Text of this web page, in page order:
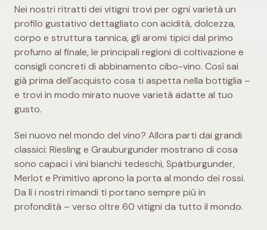
Nei nostri ritratti dei vitigni trovi per ogni varietà un
profilo gustativo dettagliato con acidità, dolcezza,
corpo e struttura tannica, gli aromi tipici dal primo
profumo al finale, le principali regioni di coltivazione e
consigli concreti di abbinamento cibo-vino. Così sai
già prima dell'acquisto cosa ti aspetta nella bottiglia –
e trovi in modo mirato nuove varietà adatte al tuo
gusto.
Sei nuovo nel mondo del vino? Allora parti dai grandi
classici: Riesling e Grauburgunder mostrano di cosa
sono capaci i vini bianchi tedeschi, Spätburgunder,
Merlot e Primitivo aprono la porta al mondo dei rossi.
Da lì i nostri rimandi ti portano sempre più in
profondità – verso oltre 60 vitigni da tutto il mondo.